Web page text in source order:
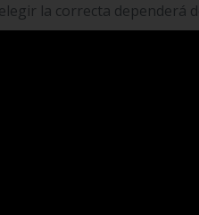
la correcta dependerá
incluyen:
ofrecen cuentas de
inversión pueden ser una